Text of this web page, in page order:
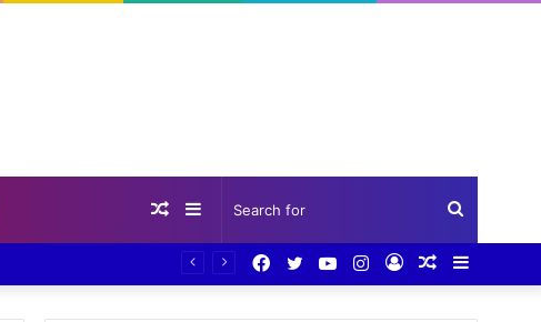
Search
for
Sidebar
Random
Sidebar
Random
Log
Instagram
YouTube
Twitter
Facebook